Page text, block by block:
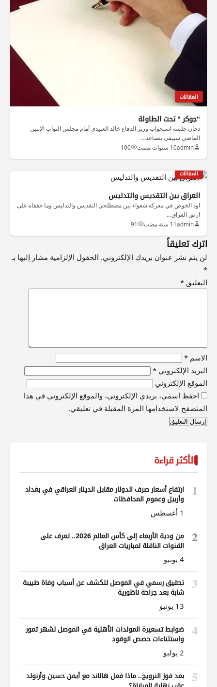
المقالات
"جوكر " تحت الطاولة
دخان جلسة استجواب وزير الدفاع خالد العبيدي أمام مجلس النواب الإثنين
الماضي سيبقى يتصاعد…
admin10 سنوات مضت 100
المقالات
العراق بين التقديس والتدليس
اود الخوض في معركة شعواء بين مصطلحي التقديس والتدليس وما حققاه على
ارض العراق…
admin11 سنة مضت 91
اترك تعليقاً
لن يتم نشر عنوان بريدك الإلكتروني. الحقول الإلزامية مشار إليها بـ
*
التعليق *
الاسم *
البريد الإلكتروني *
الموقع الإلكتروني
احفظ اسمي، بريدي الإلكتروني، والموقع الإلكتروني في هذا
المتصفح لاستخدامها المرة المقبلة في تعليقي.
الأكثر قراءة
1
ارتفاع أسعار صرف الدولار مقابل الدينار العراقي في بغداد
وأربيل وعموم المحافظات
1 أغسطس
2
من ودية الأربعاء إلى كأس العالم 2026.. تعرف على
القنوات الناقلة لمباريات العراق
4 يونيو
3
تحقيق رسمي في الموصل للكشف عن أسباب وفاة طبيبة
شابة بعد جراحة ناظورية
13 يونيو
4
ضوابط تسعيرة المولدات الأهلية في الموصل لشهر تموز
واستثناءات حصص الوقود
2 يوليو
5
بعد فوز النرويج.. ماذا فعل هالاند مع أيمن حسين وأرنولد